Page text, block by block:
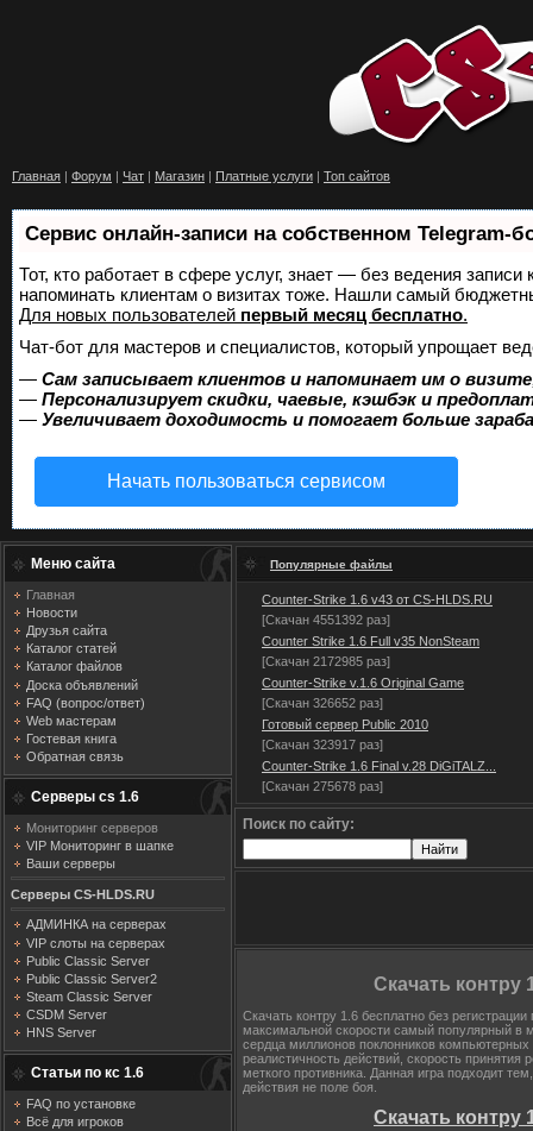
Главная | Форум | Чат | Магазин | Платные услуги | Топ сайтов
Сервис онлайн-записи на собственном Telegram-
Тот, кто работает в сфере услуг, знает — без ведения
напоминать клиентам о визитах тоже. Нашли самый
Для новых пользователей первый месяц бесплатно.
Чат-бот для мастеров и специалистов, который упрощает
— Сам записывает клиентов и напоминает им о
— Персонализирует скидки, чаевые, кэшбэк и
— Увеличивает доходимость и помогает больше
Начать пользоваться сервисом
Меню сайта
Главная
Новости
Друзья сайта
Каталог статей
Каталог файлов
Доска объявлений
FAQ (вопрос/ответ)
Web мастерам
Гостевая книга
Обратная связь
Серверы cs 1.6
Мониторинг серверов
VIP Мониторинг в шапке
Ваши серверы
Серверы CS-HLDS.RU
АДМИНКА на серверах
VIP слоты на серверах
Public Classic Server
Public Classic Server2
Steam Classic Server
CSDM Server
HNS Server
Статьи по кс 1.6
FAQ по установке
Всё для игроков
Популярные файлы
Counter-Strike 1.6 v43 от CS-HLDS.RU
[Скачан 4551392 раз]
Counter Strike 1.6 Full v35 NonSteam
[Скачан 2172985 раз]
Counter-Strike v.1.6 Original Game
[Скачан 326652 раз]
Готовый сервер Public 2010
[Скачан 323917 раз]
Counter-Strike 1.6 Final v.28 DiGiTALZ...
[Скачан 275678 раз]
Поиск по сайту:
Скачать контру
Скачать контру 1.6 бесплатно без
максимальной скорости самый популярный в
сердца миллионов поклонников компьютерных
реалистичность действий, скорость
меткого противника. Данная игра подходит
действия не поле боя.
Скачать контру